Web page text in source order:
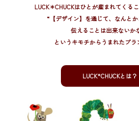
LUCK＊CHUCKはひとが産まれてくる
“【デザイン】を通じて、 なんと
伝えることは出来ないか
というキモチからうまれたブラ
LUCK*CHUCKとは？